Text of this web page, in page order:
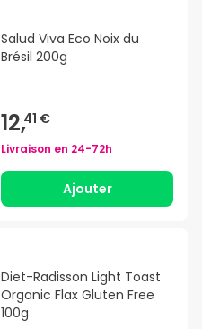
Salud Viva Eco Noix du
Brésil 200g
12,41 €
Livraison en 24-72h
Ajouter
Diet-Radisson Light Toast
Organic Flax Gluten Free
100g